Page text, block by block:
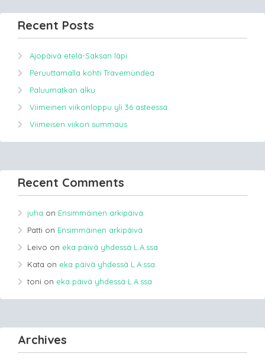
Recent Posts
Ajopäivä etelä-Saksan läpi
Peruuttamalla kohti Travemündea
Paluumatkan alku
Viimeinen viikonloppu yli 36 asteessa.
Viimeisen viikon summaus
Recent Comments
juha on Ensimmäinen arkipäivä
Patti on Ensimmäinen arkipäivä
Leivo on eka päivä yhdessä L.A.ssa
Kata on eka päivä yhdessä L.A.ssa
toni on eka päivä yhdessä L.A.ssa
Archives